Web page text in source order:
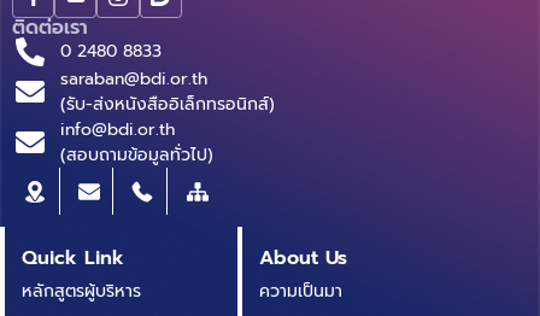
ติดต่อเรา
0 2480 8833
saraban@bdi.or.th
(รับ-ส่งหนังสืออิเล็กทรอนิกส์)
info@bdi.or.th
(สอบถามข้อมูลทั่วไป)
Quick Link
หลักสูตรผู้บริหาร
About Us
ความเป็นมา